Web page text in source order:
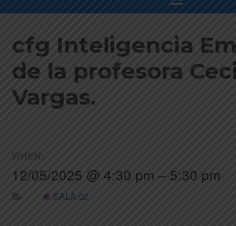
cfg Inteligencia
de la profesora
Vargas.
WHEN:
12/05/2025 @ 4:30 pm – 5:30 pm
SALA 02